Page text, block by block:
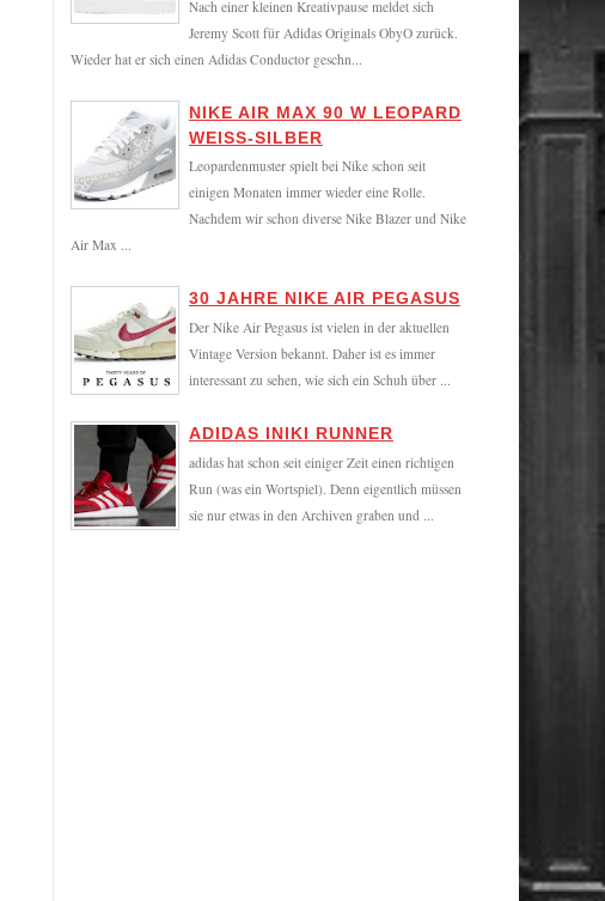
Nach einer kleinen Kreativpause meldet sich
Jeremy Scott für Adidas Originals ObyO zurück.
Wieder hat er sich einen Adidas Conductor geschn...
NIKE AIR MAX 90 W LEOPARD
WEISS-SILBER
Leopardenmuster spielt bei Nike schon seit
einigen Monaten immer wieder eine Rolle.
Nachdem wir schon diverse Nike Blazer und Nike
Air Max ...
30 JAHRE NIKE AIR PEGASUS
Der Nike Air Pegasus ist vielen in der aktuellen
Vintage Version bekannt. Daher ist es immer
interessant zu sehen, wie sich ein Schuh über ...
ADIDAS INIKI RUNNER
adidas hat schon seit einiger Zeit einen richtigen
Run (was ein Wortspiel). Denn eigentlich müssen
sie nur etwas in den Archiven graben und ...